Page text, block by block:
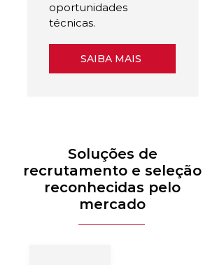
oportunidades
técnicas.
SAIBA MAIS
Soluções de
recrutamento e seleção
reconhecidas pelo
mercado